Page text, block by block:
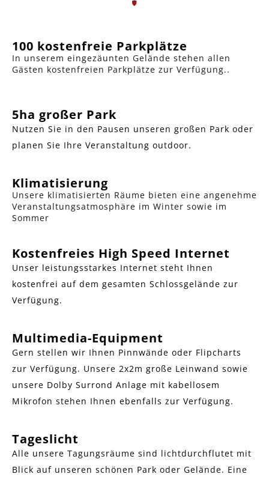
100 kostenfreie Parkplätze
In unserem eingezäunten Gelände stehen allen
Gästen kostenfreien Parkplätze zur Verfügung..
5ha großer Park
Nutzen Sie in den Pausen unseren großen Park oder
planen Sie Ihre Veranstaltung outdoor.
Klimatisierung
Unsere klimatisierten Räume bieten eine angenehme
Veranstaltungsatmosphäre im Winter sowie im
Sommer
Kostenfreies High Speed Internet
Unser leistungsstarkes Internet steht Ihnen
kostenfrei auf dem gesamten Schlossgelände zur
Verfügung.
Multimedia-Equipment
Gern stellen wir Ihnen Pinnwände oder Flipcharts
zur Verfügung. Unsere 2x2m große Leinwand sowie
unsere Dolby Surrond Anlage mit kabellosem
Mikrofon stehen Ihnen ebenfalls zur Verfügung.
Tageslicht
Alle unsere Tagungsräume sind lichtdurchflutet mit
Blick auf unseren schönen Park oder Gelände. Eine